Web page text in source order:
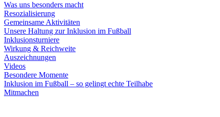
Was uns besonders macht
Resozialisierung
Gemeinsame Aktivitäten
Unsere Haltung zur Inklusion im Fußball
Inklusionsturniere
Wirkung & Reichweite
Auszeichnungen
Videos
Besondere Momente
Inklusion im Fußball – so gelingt echte Teilhabe
Mitmachen